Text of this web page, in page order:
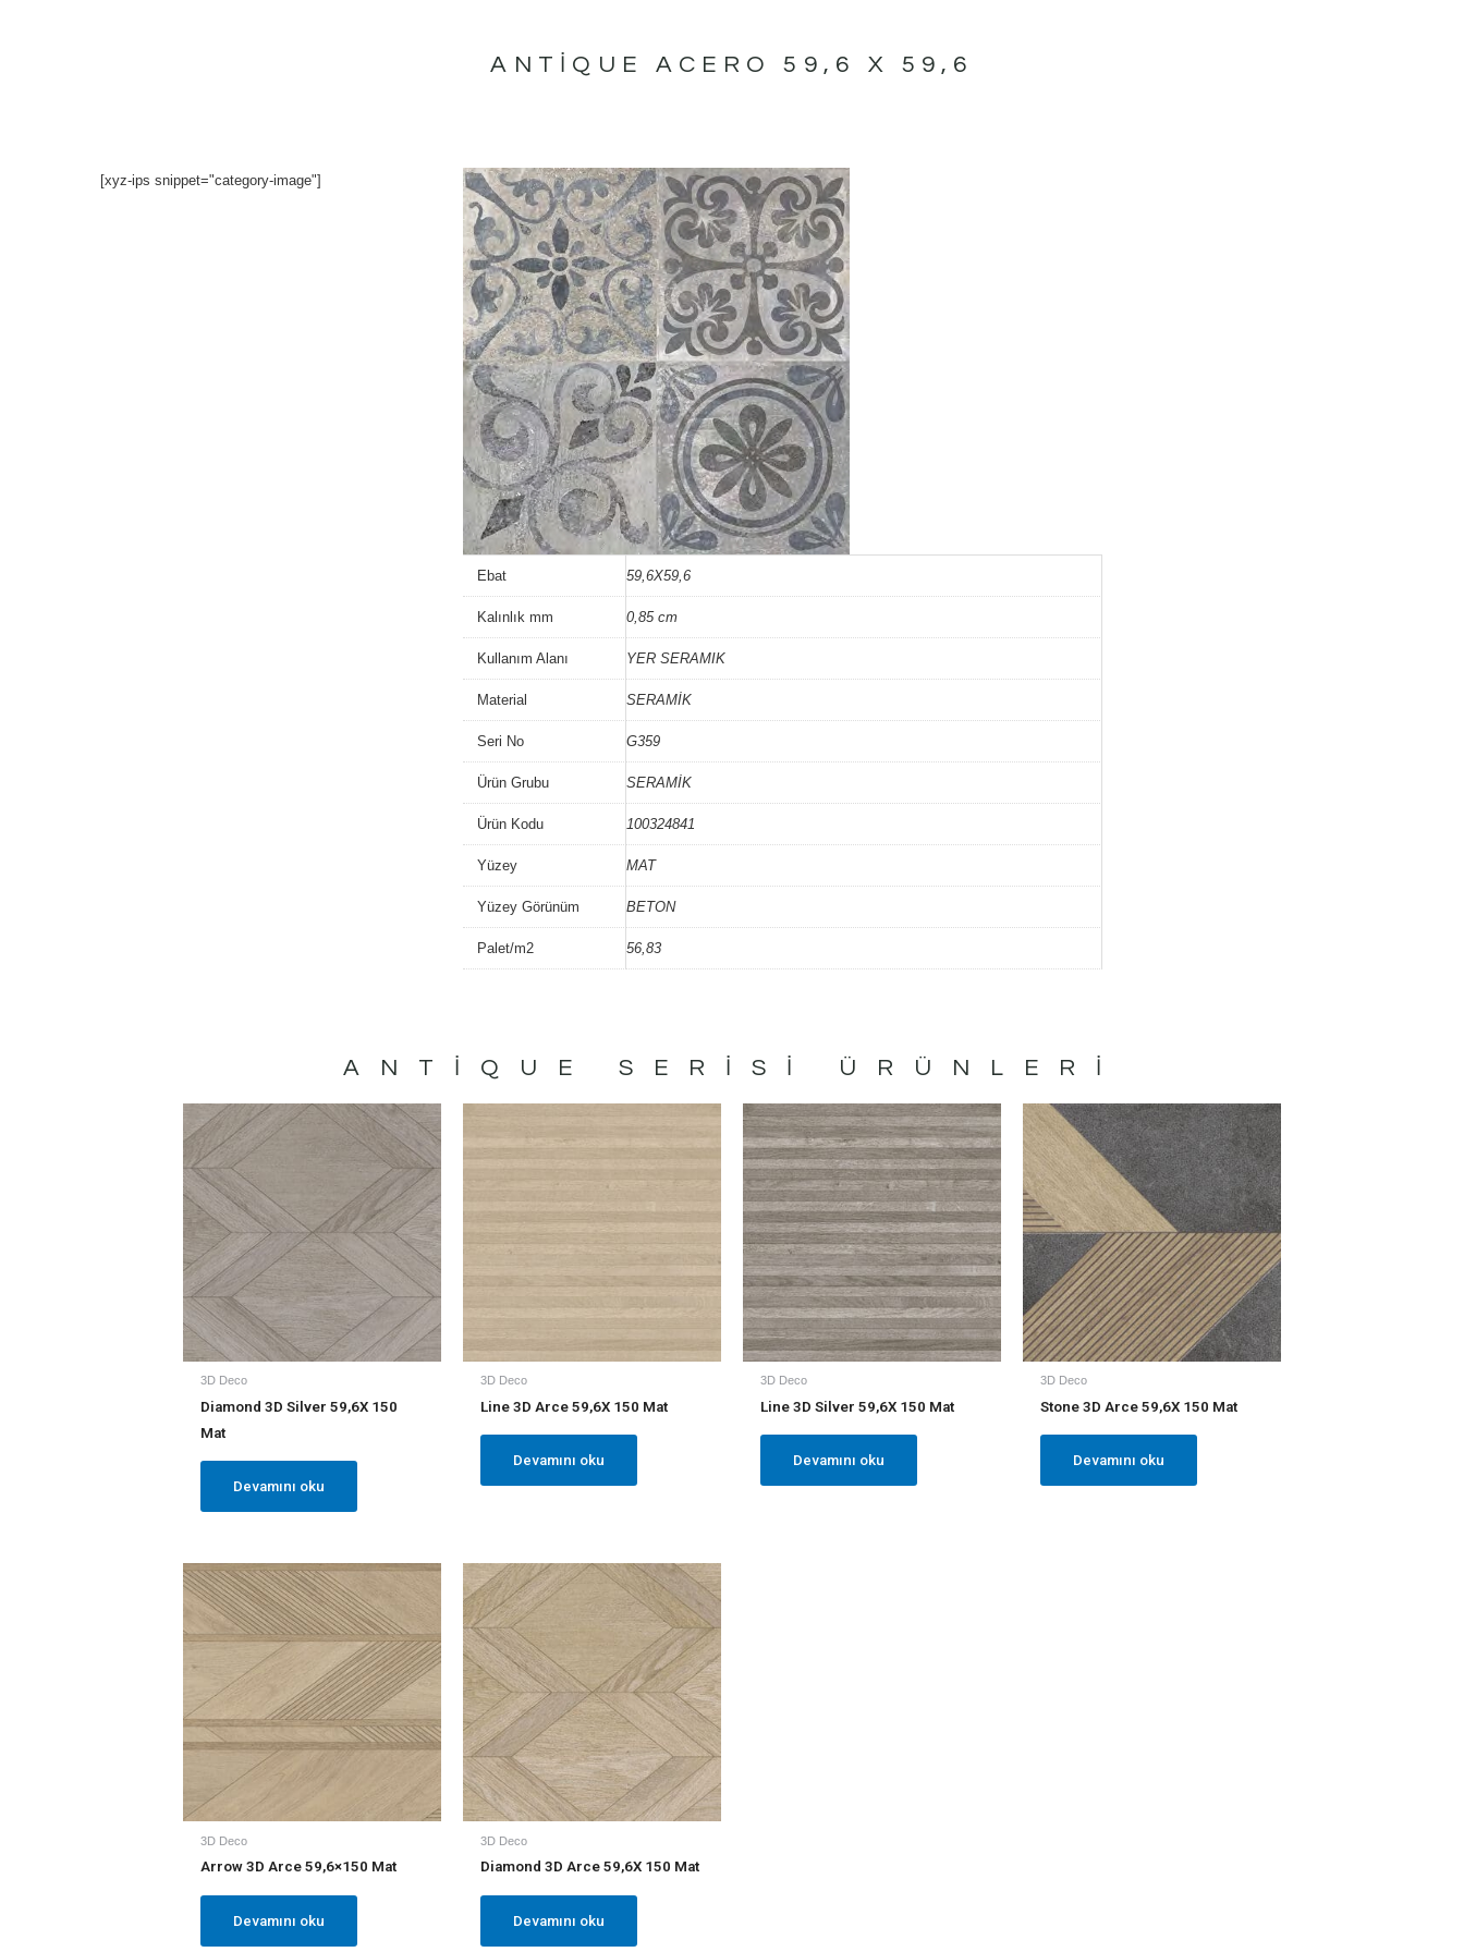
ANTIQUE ACERO 59,6 X 59,6
[xyz-ips snippet="category-image"]
Ebat 59,6X59,6
Kalınlık mm 0,85 cm
Kullanım Alanı YER SERAMIK
Material SERAMİK
Seri No G359
Ürün Grubu SERAMİK
Ürün Kodu 100324841
Yüzey MAT
Yüzey Görünüm BETON
Palet/m2 56,83
ANTIQUE SERISI ÜRÜNLERI
3D Deco
Diamond 3D Silver 59,6X 150
Mat
Devamını oku
3D Deco
Line 3D Arce 59,6X 150 Mat
Devamını oku
3D Deco
Line 3D Silver 59,6X 150 Mat
Devamını oku
3D Deco
Stone 3D Arce 59,6X 150 Mat
Devamını oku
3D Deco
Arrow 3D Arce 59,6×150 Mat
Devamını oku
3D Deco
Diamond 3D Arce 59,6X 150 Mat
Devamını oku